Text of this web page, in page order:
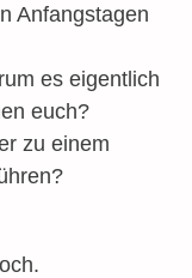
Anfangstagen
es eigentlich
euch?
zu einem